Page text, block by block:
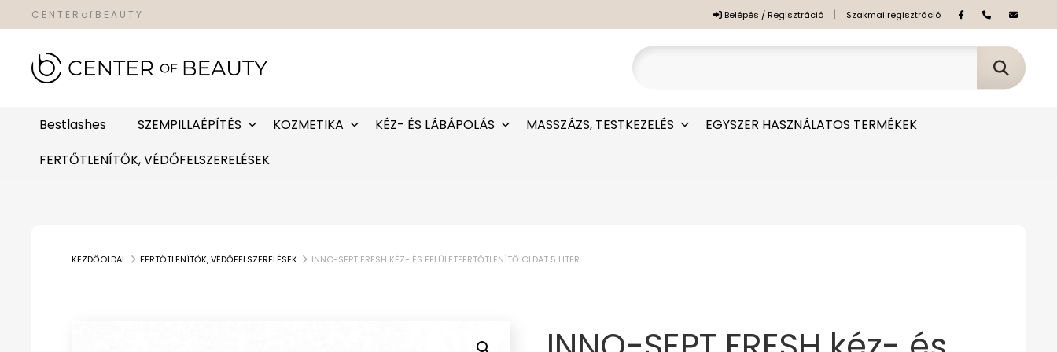
C E N T E R o f B E A U T Y Belépés / Regisztráció | Szakmai regisztráció
Bestlashes SZEMPILLAÉPÍTÉS KOZMETIKA KÉZ- ÉS LÁBÁPOLÁS MASSZÁZS, TESTKEZELÉS
EGYSZER HASZNÁLATOS TERMÉKEK
FERTŐTLENÍTŐK, VÉDŐFELSZERELÉSEK
KEZDŐOLDAL FERTŐTLENÍTŐK, VÉDŐFELSZERELÉSEK INNO-SEPT FRESH KÉZ- ÉS FELÜLETFERTŐTLENÍTŐ OLDAT 5 LITER